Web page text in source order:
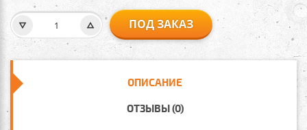
ПОД ЗАКАЗ
ОПИСАНИЕ
ОТЗЫВЫ (0)